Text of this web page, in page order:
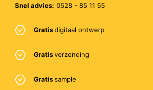
Snel advies: 0528 - 85 11 55
Gratisdigitaal ontwerp
Gratisverzending
Gratissample